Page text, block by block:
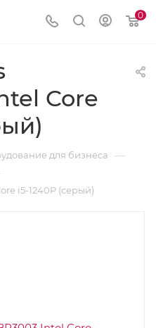
0
Core
для бизнеса —
i5-1240P (серый)